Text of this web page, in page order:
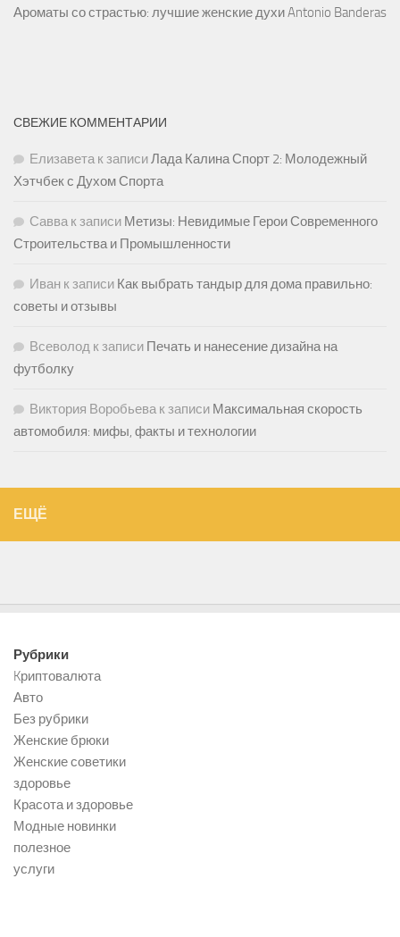
Ароматы со страстью: лучшие женские духи Antonio Banderas
СВЕЖИЕ КОММЕНТАРИИ
Елизавета к записи Лада Калина Спорт 2: Молодежный
Хэтчбек с Духом Спорта
Савва к записи Метизы: Невидимые Герои Современного
Строительства и Промышленности
Иван к записи Как выбрать тандыр для дома правильно:
советы и отзывы
Всеволод к записи Печать и нанесение дизайна на
футболку
Виктория Воробьева к записи Максимальная скорость
автомобиля: мифы, факты и технологии
ЕЩЁ
Рубрики
Kриптовалюта
Авто
Без рубрики
Женские брюки
Женские советики
здоровье
Красота и здоровье
Модные новинки
полезное
услуги